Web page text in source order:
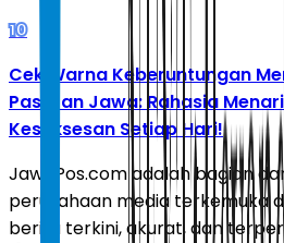
10
Cek Warna Keberuntungan
Pasaran Jawa: Rahasia
Kesuksesan Setiap Hari!
JawaPos.com adalah bagian
perusahaan media terkemuka
berita terkini, akurat, dan